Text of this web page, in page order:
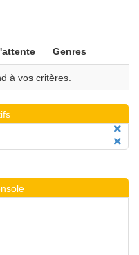
Genres
à vos critères.